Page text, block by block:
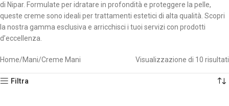
di Nipar. Formulate per idratare in profondità e proteggere la pelle,
queste creme sono ideali per trattamenti estetici di alta qualità. Scopri
la nostra gamma esclusiva e arricchisci i tuoi servizi con prodotti
d’eccellenza.
Home Mani Creme Mani Visualizzazione di 10 risultati
Filtra